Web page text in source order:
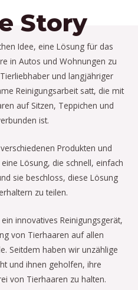
Story
Idee, eine Lösung für das
in Autos und Wohnungen zu
und langjähriger
Reinigungsarbeit satt, die mit
auf Sitzen, Teppichen und
ist.
Produkten und
Lösung, die schnell, einfach
sie beschloss, diese Lösung
zu teilen.
innovatives Reinigungsgerät,
von Tierhaaren auf allen
Seitdem haben wir unzählige
und ihnen geholfen, ihre
von Tierhaaren zu halten.